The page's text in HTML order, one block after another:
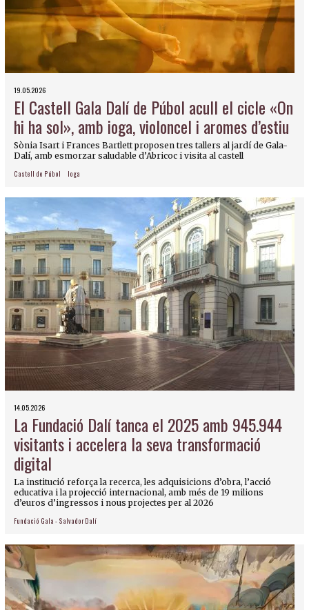
19.05.2026
El Castell Gala Dalí de Púbol acull el cicle «On
hi ha sol», amb ioga, violoncel i aromes d’estiu
Sònia Isart i Frances Bartlett proposen tres tallers al jardí de Gala-
Dalí, amb esmorzar saludable d’Abricoc i visita al castell
Castell de Púbol Ioga
14.05.2026
La Fundació Dalí tanca el 2025 amb 945.944
visitants i accelera la seva transformació
digital
La institució reforça la recerca, les adquisicions d’obra, l’acció
educativa i la projecció internacional, amb més de 19 milions
d’euros d’ingressos i nous projectes per al 2026
Fundació Gala - Salvador Dalí